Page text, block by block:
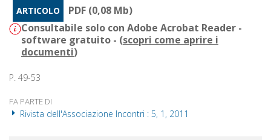
ARTICOLO
PDF (0,08 Mb)
Consultabile solo con Adobe Acrobat Reader -
software gratuito - (scopri come aprire i
documenti)
P. 49-53
FA PARTE DI
Rivista dell'Associazione Incontri : 5, 1, 2011